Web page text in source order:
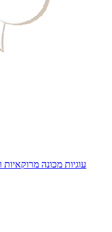
עוגיות מכונה